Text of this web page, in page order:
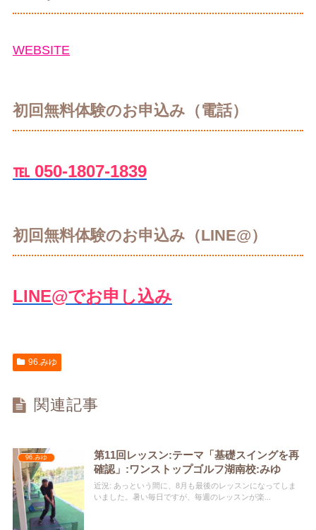
WEBSITE
初回無料体験のお申込み（電話）
℡ 050-1807-1839
初回無料体験のお申込み（LINE@）
LINE@でお申し込み
96.みゆ
関連記事
96.みゆ
第11回レッスン:テーマ「基礎スイングを再
確認」:ワンストップゴルフ湖南校:みゆ
近況: あっという間に、8月も最後のレッスンになってしま
いました。暑い毎日ですが、毎週のレッスンが楽...